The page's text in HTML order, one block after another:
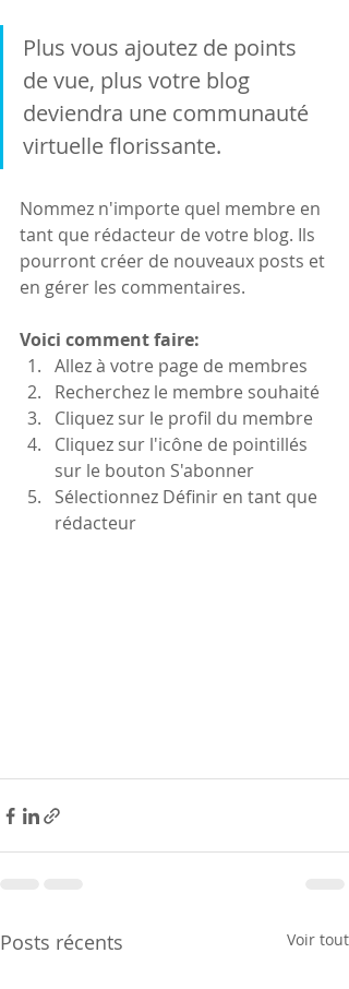
Plus vous ajoutez de points
de vue, plus votre blog
deviendra une communauté
virtuelle florissante.
Nommez n'importe quel membre en
tant que rédacteur de votre blog. Ils
pourront créer de nouveaux posts et
en gérer les commentaires.
Voici comment faire:
Allez à votre page de membres
Recherchez le membre souhaité
Cliquez sur le profil du membre
Cliquez sur l'icône de pointillés
sur le bouton S'abonner
Sélectionnez Définir en tant que
rédacteur
Posts récents Voir tout